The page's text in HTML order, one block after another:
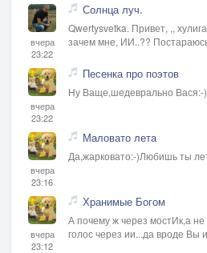
вчера
23:22
Солнца луч.
Qwertysvetka. Привет, ,,
зачем мне, ИИ..??
вчера
23:22
Песенка про поэтов
Ну Ваще,шедеврально Вася:-
вчера
23:16
Маловато лета
Да,жарковато:-)Любишь ты
вчера
23:12
Хранимые Богом
А почему ж через мостИк,а
голос через ии...да вроде Вы